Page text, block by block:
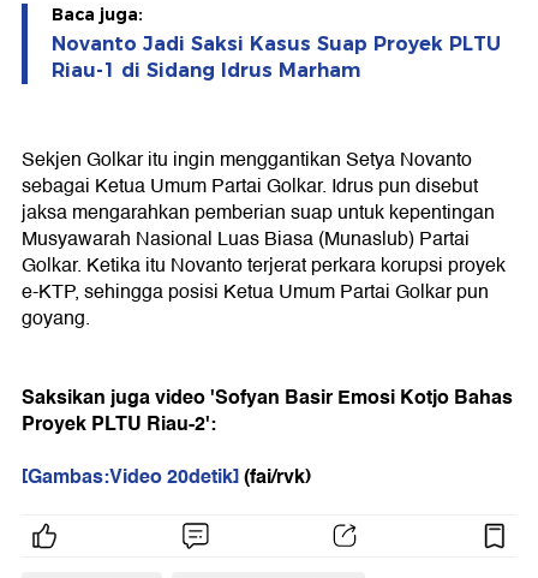
Baca juga:
Novanto Jadi Saksi Kasus Suap Proyek PLTU
Riau-1 di Sidang Idrus Marham
Sekjen Golkar itu ingin menggantikan Setya Novanto
sebagai Ketua Umum Partai Golkar. Idrus pun disebut
jaksa mengarahkan pemberian suap untuk kepentingan
Musyawarah Nasional Luas Biasa (Munaslub) Partai
Golkar. Ketika itu Novanto terjerat perkara korupsi proyek
e-KTP, sehingga posisi Ketua Umum Partai Golkar pun
goyang.
Saksikan juga video 'Sofyan Basir Emosi Kotjo Bahas
Proyek PLTU Riau-2':
[Gambas:Video 20detik](fai/rvk)